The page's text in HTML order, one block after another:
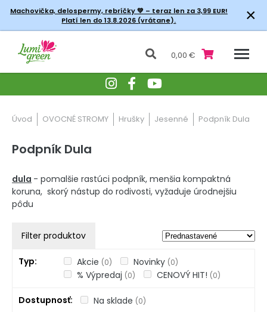
Machovička, delospermy, rebríčky💚 – teraz len za 3,99 EUR!
Platí len do 13.8.2026 (vrátane).
×
0,00 €
Úvod OVOCNÉ STROMY Hrušky Jesenné Podpník Dula
Podpník Dula
dula - pomalšie rastúci podpník, menšia kompaktná
koruna, skorý nástup do rodivosti, vyžaduje úrodnejšiu
pôdu
Filter produktov
Typ Akcie (0) Novinky (0)
% Výpredaj (0) CENOVÝ HIT! (0)
Dostupnosť Na sklade (0)